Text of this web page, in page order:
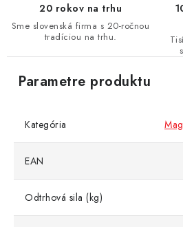
20 rokov na trhu
Sme slovenská firma s 20-ročnou
tradíciou na trhu.
Parametre produktu
Kategória
EAN
Odtrhová sila (kg)